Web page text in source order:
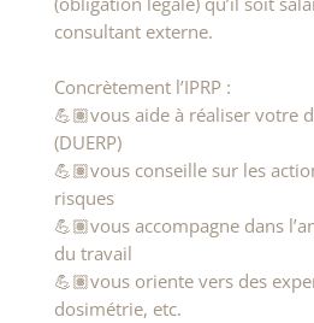
consultant externe.
Concrètement l’IPRP :
💪🏽vous aide à réaliser votre
(DUERP)
💪🏽vous conseille sur les
risques
💪🏽vous accompagne dans
du travail
💪🏽vous oriente vers des
dosimétrie, etc.